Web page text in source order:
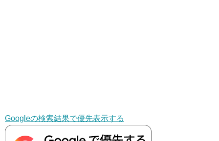
Googleの検索結果で優先表示する